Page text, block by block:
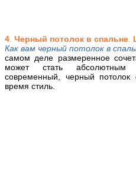
4 Черный потолок в спальне
Как вам черный потолок в
самом деле размеренное
может стать
современный, черный
время стиль.